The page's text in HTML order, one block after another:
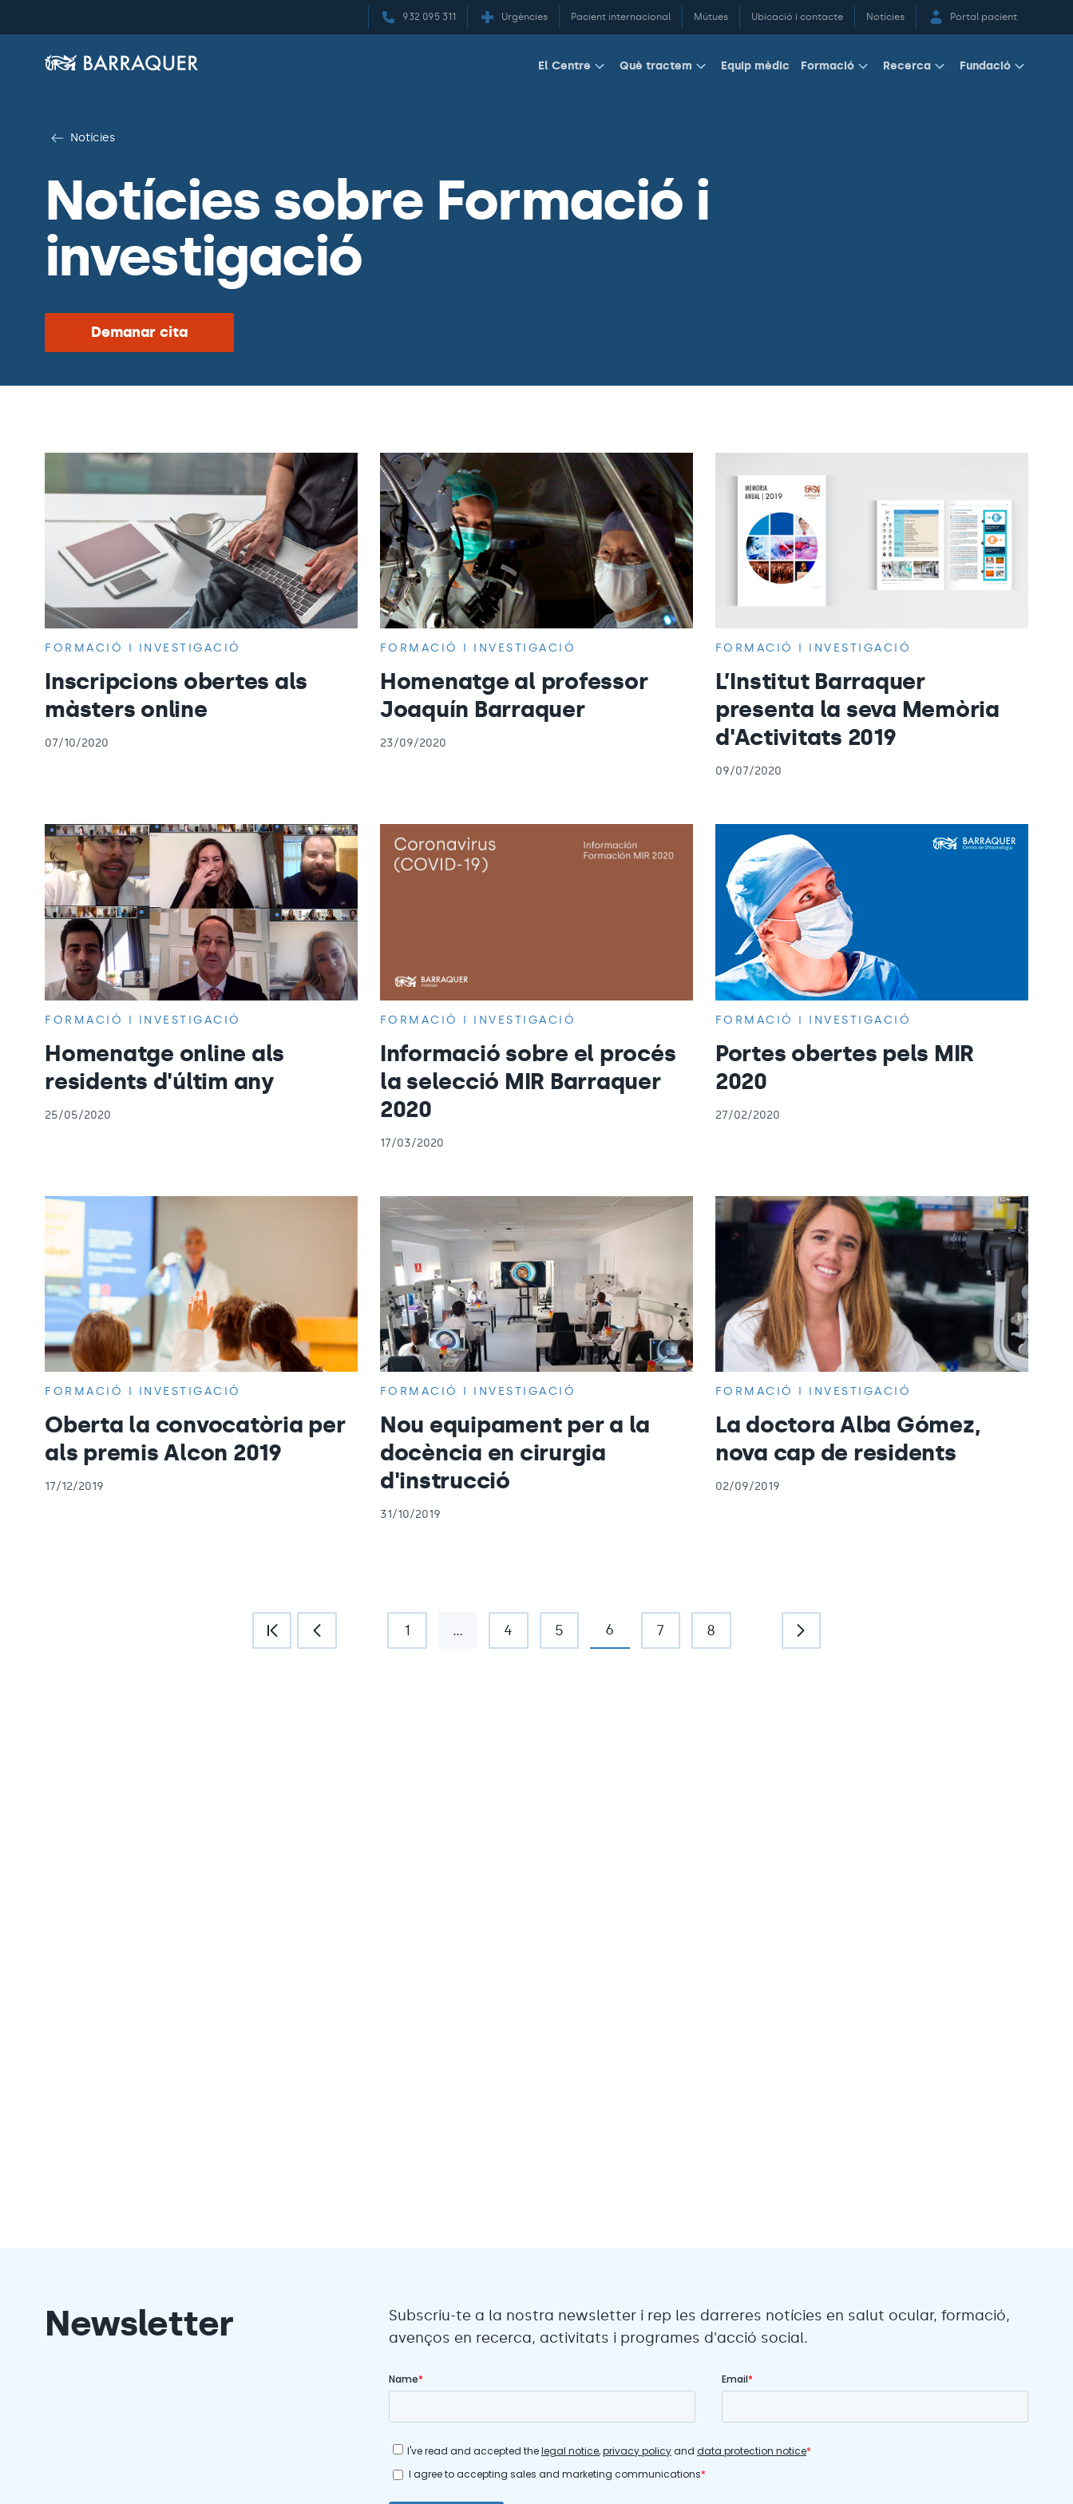
932 095 311 Urgències Pacient internacional Mútues Ubicació i contacte Notícies Portal pacient
El Centre Què tractem Equip mèdic Formació Recerca Fundació
Notícies
Notícies sobre Formació i
investigació
Demanar cita
FORMACIÓ I INVESTIGACIÓ
Inscripcions obertes als
màsters online
07/10/2020
FORMACIÓ I INVESTIGACIÓ
Homenatge al professor
Joaquín Barraquer
23/09/2020
FORMACIÓ I INVESTIGACIÓ
L’Institut Barraquer
presenta la seva Memòria
d'Activitats 2019
09/07/2020
FORMACIÓ I INVESTIGACIÓ
Homenatge online als
residents d'últim any
25/05/2020
FORMACIÓ I INVESTIGACIÓ
Informació sobre el procés
la selecció MIR Barraquer
2020
17/03/2020
FORMACIÓ I INVESTIGACIÓ
Portes obertes pels MIR
2020
27/02/2020
FORMACIÓ I INVESTIGACIÓ
Oberta la convocatòria per
als premis Alcon 2019
17/12/2019
FORMACIÓ I INVESTIGACIÓ
Nou equipament per a la
docència en cirurgia
d'instrucció
31/10/2019
FORMACIÓ I INVESTIGACIÓ
La doctora Alba Gómez,
nova cap de residents
02/09/2019
1 … 4 5 6 7 8
Newsletter
Subscriu-te a la nostra newsletter i rep les darreres notícies en salut ocular, formació,
avenços en recerca, activitats i programes d'acció social.